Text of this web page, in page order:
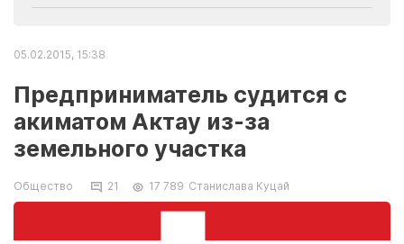
05.02.2015, 15:38
Предприниматель судится с
акиматом Актау из-за
земельного участка
Общество 21 17 789 Станислава Куцай